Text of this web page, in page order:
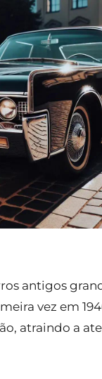
antigos
vez em
atraindo a